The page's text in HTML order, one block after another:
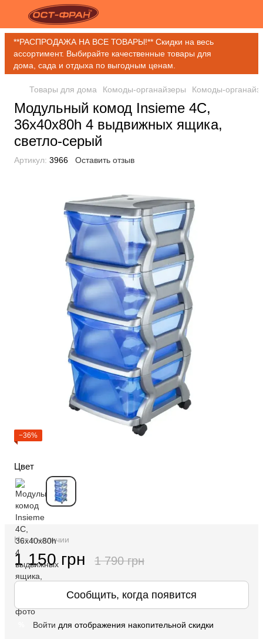
**РАСПРОДАЖА НА ВСЕ ТОВАРЫ!** Скидки на весь
ассортимент. Выбирайте качественные товары для
дома, сада и отдыха по выгодным ценам.
Товары для дома Комоды-органайзеры Комоды-
Модульный комод Insieme 4C,
36x40x80h 4 выдвижных ящика,
светло-серый
Артикул: 3966 Оставить отзыв
−36%
Цвет
Нет в наличии
1 150 грн 1 790 грн
Сообщить, когда появится
Войти для отображения накопительной скидки